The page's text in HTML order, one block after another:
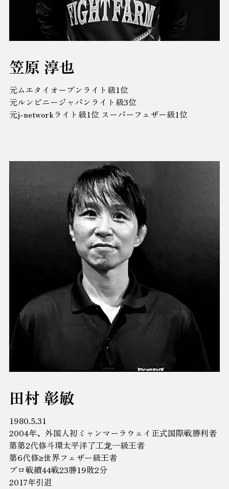
笠原 淳也
元ムエタイオープンライト級1位
元ルンピニージャパンライト級3位
元j-networkライト級1位 スーパーフェザー級1位
田村 彰敏
1980.5.31
2004年、外国人初ミャンマーラウェイ正式国際戦勝利者
第第2代修斗環太平洋了工龙一級王者
第6代修≥世界フェザー級王者
プロ戦續44戦23勝19敗2分
2017年引退